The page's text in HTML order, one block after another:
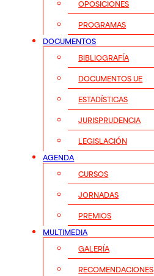
OPOSICIONES
PROGRAMAS
DOCUMENTOS
BIBLIOGRAFÍA
DOCUMENTOS UE
ESTADÍSTICAS
JURISPRUDENCIA
LEGISLACIÓN
AGENDA
CURSOS
JORNADAS
PREMIOS
MULTIMEDIA
GALERÍA
RECOMENDACIONES